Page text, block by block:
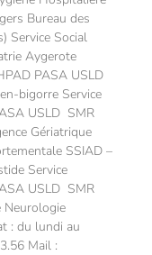
Bureau des
Service Social
Aygerote
PASA USLD
bigorre Service
USLD SMR
Gériatrique
SSIAD –
Service
USLD SMR
Neurologie
: du lundi au
Mail :